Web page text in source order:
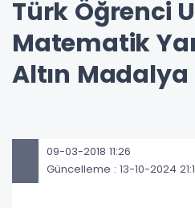
Türk Öğrenci
Matematik
Altın Madalya
09-03-2018 11:26
Güncelleme : 13-10-2024